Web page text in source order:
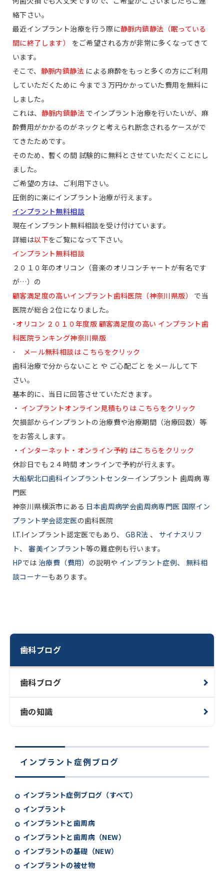
歯科ブログ
歯科ブログ
歯の知識
インプラント症例ブログ
インプラント症例ブログ（すべて）
インプラント
インプラントと歯周病
インプラントと歯周病（NEW）
インプラントの基礎（NEW）
インプラントの被せ物
絡下さい。
最近インプラント治療を行う際に静脈内鎮静法（眠っている
間に終了します）
をご希望される方が非常に多くなってきて
います。
そこで、 静脈内鎮静法 による麻酔をもっと多くの方にご利用
していただくために 今まで３万円かかっていた費用を無料に
しました。
これは、 静脈内鎮静法 でインプラント治療を行いたいが、麻
酔費用がかかるのがネックと考えられ断念されるケースがで
てきたためです。
そのため、暫くの間 試験的に無料とさせていただくことにし
ました。
ご希望の方は、ご利用下さい。
圧倒的に楽にインプラント治療が行えます。
インプラント無料相談
現在インプラント無料相談を受け付けています。
詳細は以下をご覧になって下さい。
インプラント無料相談
２０１０年のオリコン（音楽のオリコンチャートが有名です
が…）の
顧客満足度の高いインプラント歯科医院（神奈川県版）
で当
医院が総合２位になりました。
･ オリコン ２０１０年度版 顧客満足度の高い インプラント歯
科医院ランキング神奈川県版
･ メール無料相談は こちらをクリック
歯科治療で分からないこと や ご心配ごと をメールして下
さい。
基本的に、当日に回答させていただきます。
・ インプラントオンライン見積もりは こちらをクリック
欠損部からインプラントの治療費や治療期間（治療回数）等
をお答えします。
・ インターネット・オンライン予約 はこちらをクリック
休診日でも２４時間 オンラインで予約が行えます。
大船駅北口歯科インプラントセンターインプラント 歯周病 専
門医
神奈川県横浜市にある 日本歯周病学会歯周病専門医 国際イン
プラント学会認定医の歯科医院
I.T.Iインプラント認定医でもあり、
GBR法 、
サイナスリフ
ト、 審美インプラント等の難症例も行います。
HPでは 治療費（費用） の説明や インプラント症例、
無料相
談コーナーもあります。